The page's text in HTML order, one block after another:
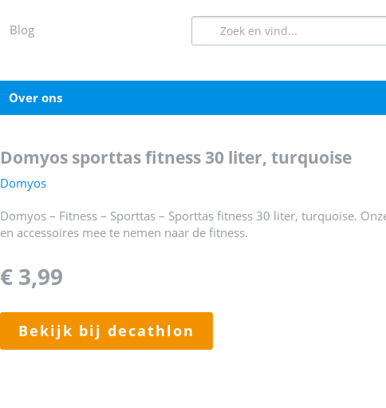
blog
over ons
domyos sporttas fitness 30 liter, turquoise
Domyos
Domyos – Fitness – Sporttas – Sporttas fitness 30 liter, turquoise.
en accessoires mee te nemen naar de fitness.
€ 3,99
bekijk bij decathlon